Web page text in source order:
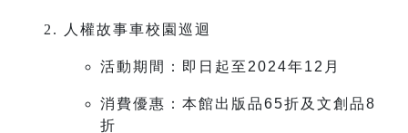
人權故事車校園巡迴
活動期間：即日起至2024年12月
消費優惠：本館出版品65折及文創品8
折